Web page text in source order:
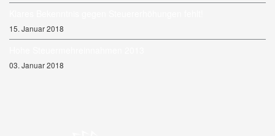
15. Januar 2018
03. Januar 2018